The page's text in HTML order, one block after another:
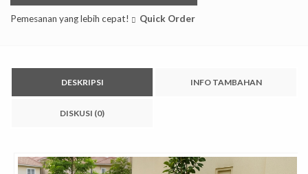
Pemesanan yang lebih cepat! Quick Order
DESKRIPSI INFO TAMBAHAN
DISKUSI (0)